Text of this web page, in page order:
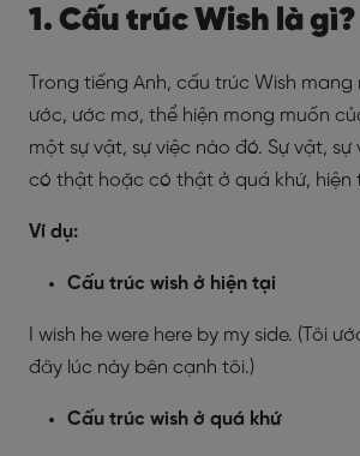
1. Cấu trúc Wish là gì?
Trong tiếng Anh, cấu trúc Wish
ước, ước mơ, thể hiện mong muốn
một sự vật, sự việc nào đó. Sự vật, sự
có thật hoặc có thật ở quá khứ, hiện
Ví dụ:
Cấu trúc wish ở hiện tại
I wish he were here by my side. (Tôi
đây lúc này bên cạnh tôi.)
Cấu trúc wish ở quá khứ